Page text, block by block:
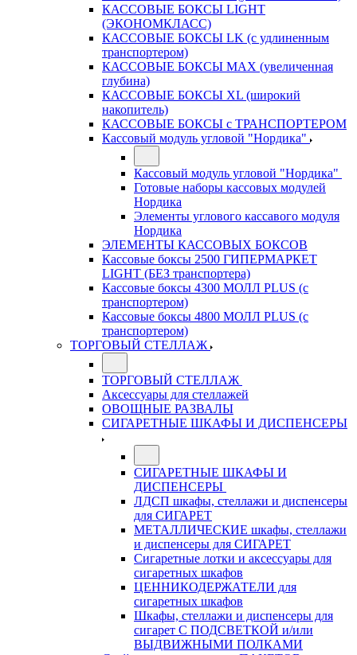
КАССОВЫЕ БОКСЫ LIGHT
(ЭКОНОМКЛАСС)
КАССОВЫЕ БОКСЫ LK (с удлиненным
транспортером)
КАССОВЫЕ БОКСЫ MAX (увеличенная
глубина)
КАССОВЫЕ БОКСЫ XL (широкий
накопитель)
КАССОВЫЕ БОКСЫ с ТРАНСПОРТЕРОМ
Кассовый модуль угловой "Нордика"
Кассовый модуль угловой "Нордика"
Готовые наборы кассовых модулей
Нордика
Элементы углового кассавого модуля
Нордика
ЭЛЕМЕНТЫ КАССОВЫХ БОКСОВ
Кассовые боксы 2500 ГИПЕРМАРКЕТ
LIGHT (БЕЗ транспортера)
Кассовые боксы 4300 МОЛЛ PLUS (с
транспортером)
Кассовые боксы 4800 МОЛЛ PLUS (с
транспортером)
ТОРГОВЫЙ СТЕЛЛАЖ
ТОРГОВЫЙ СТЕЛЛАЖ
Аксессуары для стеллажей
ОВОЩНЫЕ РАЗВАЛЫ
СИГАРЕТНЫЕ ШКАФЫ И ДИСПЕНСЕРЫ
СИГАРЕТНЫЕ ШКАФЫ И
ДИСПЕНСЕРЫ
ЛДСП шкафы, стеллажи и диспенсеры
для СИГАРЕТ
МЕТАЛЛИЧЕСКИЕ шкафы, стеллажи
и диспенсеры для СИГАРЕТ
Сигаретные лотки и аксессуары для
сигаретных шкафов
ЦЕННИКОДЕРЖАТЕЛИ для
сигаретных шкафов
Шкафы, стеллажи и диспенсеры для
сигарет С ПОДСВЕТКОЙ и/или
ВЫДВИЖНЫМИ ПОЛКАМИ